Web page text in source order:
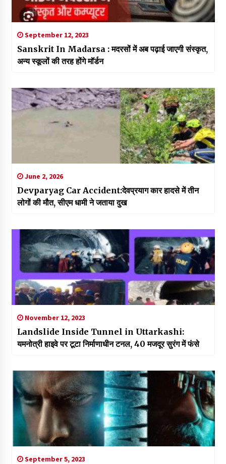
September 12, 2023
Sanskrit In Madarsa : मदरसों में अब पढ़ाई जाएगी संस्कृत,
अन्य स्कूलों की तरह ​होंगे मॉर्डन
June 2, 2026
Devparyag Car Accident:देवप्रयाग कार हादसे में तीन
लोगों की मौत, सीएम धामी ने जताया दुख
November 12, 2023
Landslide Inside Tunnel in Uttarkashi:
यमनोत्री हाइवे पर टूटा निर्माणाधीन टनल, 40 मजदूर सुरंग में फंसे
September 5, 2023